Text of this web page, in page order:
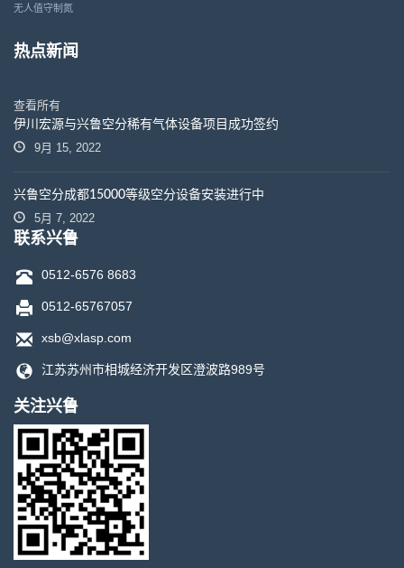
无人值守制氮
热点新闻
查看所有
伊川宏源与兴鲁空分稀有气体设备项目成功签约
9月 15, 2022
兴鲁空分成都15000等级空分设备安装进行中
5月 7, 2022
联系兴鲁
0512-6576 8683
0512-65767057
xsb@xlasp.com
江苏苏州市相城经济开发区澄波路989号
关注兴鲁